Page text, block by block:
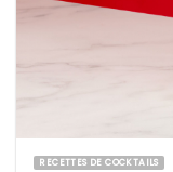
RECETTES DE COCKTAILS